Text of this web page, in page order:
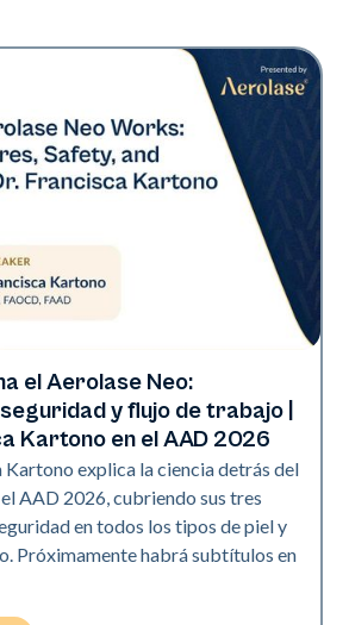
el Aerolase Neo:
y flujo de trabajo |
Kartono en el AAD 2026
Kartono explica la ciencia detrás del
AAD 2026, cubriendo sus tres
en todos los tipos de piel y
Próximamente habrá subtítulos en